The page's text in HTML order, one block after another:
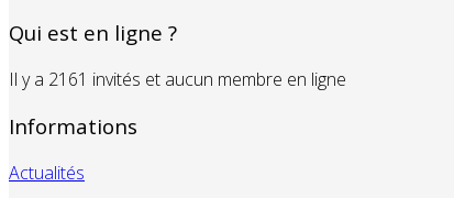
Qui est en ligne ?
Il y a 2161 invités et aucun membre en ligne
Informations
Actualités